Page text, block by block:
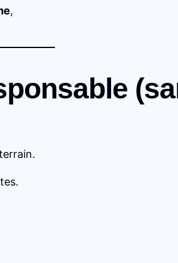
,